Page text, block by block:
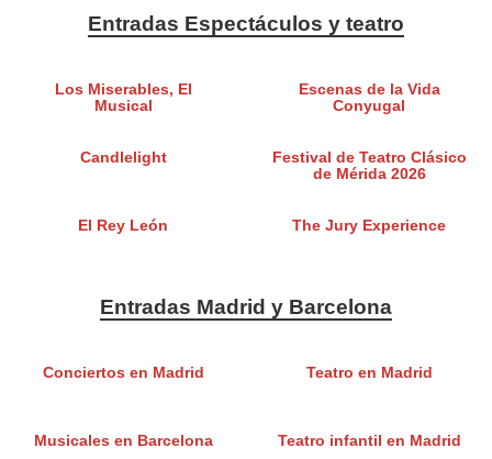
Entradas Espectáculos y teatro
Los Miserables, El
Musical
Escenas de la Vida
Conyugal
Candlelight
Festival de Teatro Clásico
de Mérida 2026
El Rey León The Jury Experience
Entradas Madrid y Barcelona
Conciertos en Madrid Teatro en Madrid
Musicales en Barcelona Teatro infantil en Madrid